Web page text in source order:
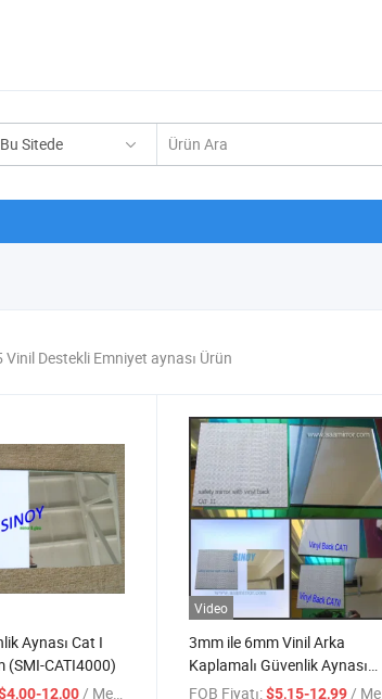
Bu Sitede
Destekli Emniyet aynası Ürün
Aynası Cat I
(SMI-CATI4000)
12,00/ Metre kare
Video
3mm ile 6mm Vinil Arka
Kaplamalı Güvenlik Aynası
Temperli Ayna
FOB Fiyatı: $5,15-12,99/ Metre kare